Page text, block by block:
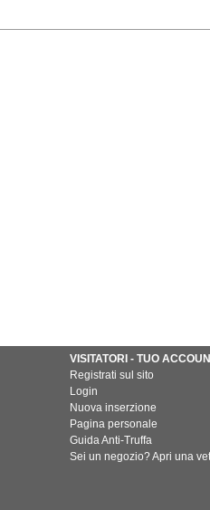
VISITATORI - TUO
Registrati sul sito
Login
Nuova inserzione
Pagina personale
Guida Anti-Truffa
Sei un negozio? Apri una